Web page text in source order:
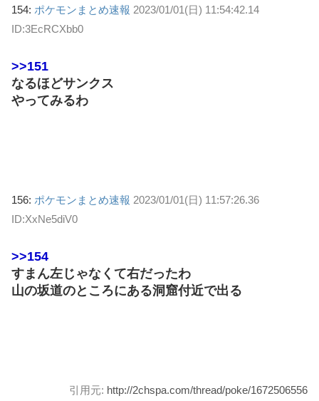
154: ポケモンまとめ速報 2023/01/01(日) 11:54:42.14
ID:3EcRCXbb0
>>151
なるほどサンクス
やってみるわ
156: ポケモンまとめ速報 2023/01/01(日) 11:57:26.36
ID:XxNe5diV0
>>154
すまん左じゃなくて右だったわ
山の坂道のところにある洞窟付近で出る
引用元: http://2chspa.com/thread/poke/1672506556